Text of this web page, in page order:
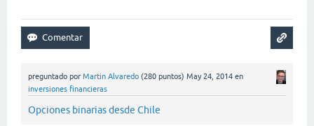
preguntado por Martin Alvaredo (280 puntos) May 24, 2014 en
inversiones financieras
Opciones binarias desde Chile